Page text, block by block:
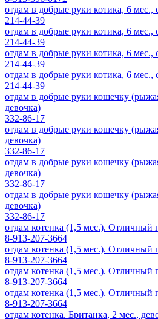
отдам в добрые руки котика, 6 мес.,
214-44-39
отдам в добрые руки котика, 6 мес.,
214-44-39
отдам в добрые руки котика, 6 мес.,
214-44-39
отдам в добрые руки котика, 6 мес.,
214-44-39
отдам в добрые руки кошечку
девочка)
332-86-17
отдам в добрые руки кошечку
девочка)
332-86-17
отдам в добрые руки кошечку
девочка)
332-86-17
отдам в добрые руки кошечку
девочка)
332-86-17
отдам котенка (1,5 мес.). Отличный
8-913-207-3664
отдам котенка (1,5 мес.). Отличный
8-913-207-3664
отдам котенка (1,5 мес.). Отличный
8-913-207-3664
отдам котенка (1,5 мес.). Отличный
8-913-207-3664
отдам котенка. Британка, 2 мес.,